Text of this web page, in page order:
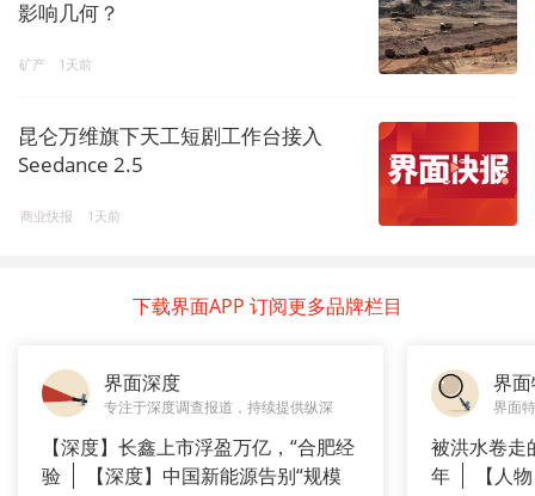
影响几何？
矿产 1天前
昆仑万维旗下天工短剧工作台接入
Seedance 2.5
商业快报 1天前
下载界面APP 订阅更多品牌栏目
界面深度
专注于深度调查报道，持续提供纵深
【深度】长鑫上市浮盈万亿，“合肥经
验
【深度】中国新能源告别“规模
界
界面
被洪水卷走
年
【人